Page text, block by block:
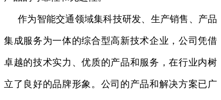
作为智能交通领域集科技研发、生产销售、产品
集成服务为一体的综合型高新技术企业，公司凭借
卓越的技术实力、优质的产品和服务，在行业内树
立了良好的品牌形象。公司的产品和解决方案已广